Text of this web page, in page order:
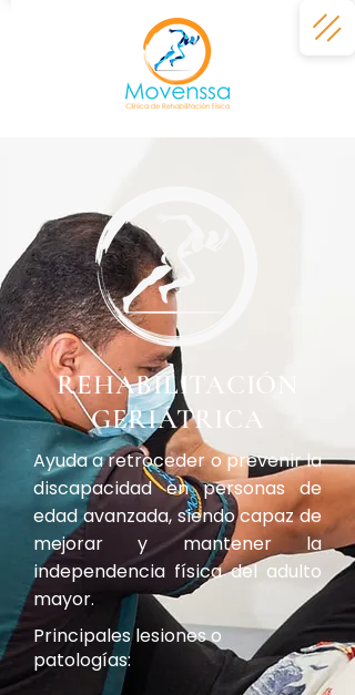
REHABILITACIÓN
GERIÁTRICA
Ayuda a retroceder o prevenir la
discapacidad en personas de
edad avanzada, siendo capaz de
mejorar y mantener la
independencia física del adulto
mayor.
Principales lesiones o
patologías: